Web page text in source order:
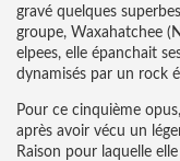
gravé quelques
groupe, Waxahatchee
elpees, elle épanchait
dynamisés par un rock
Pour ce cinquième
après avoir vécu un
Raison pour laquelle